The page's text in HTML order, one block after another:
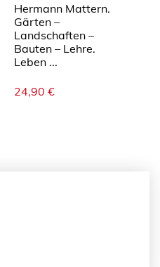
Hermann Mattern.
Gärten –
Landschaften –
Bauten – Lehre.
Leben ...
24,90 €